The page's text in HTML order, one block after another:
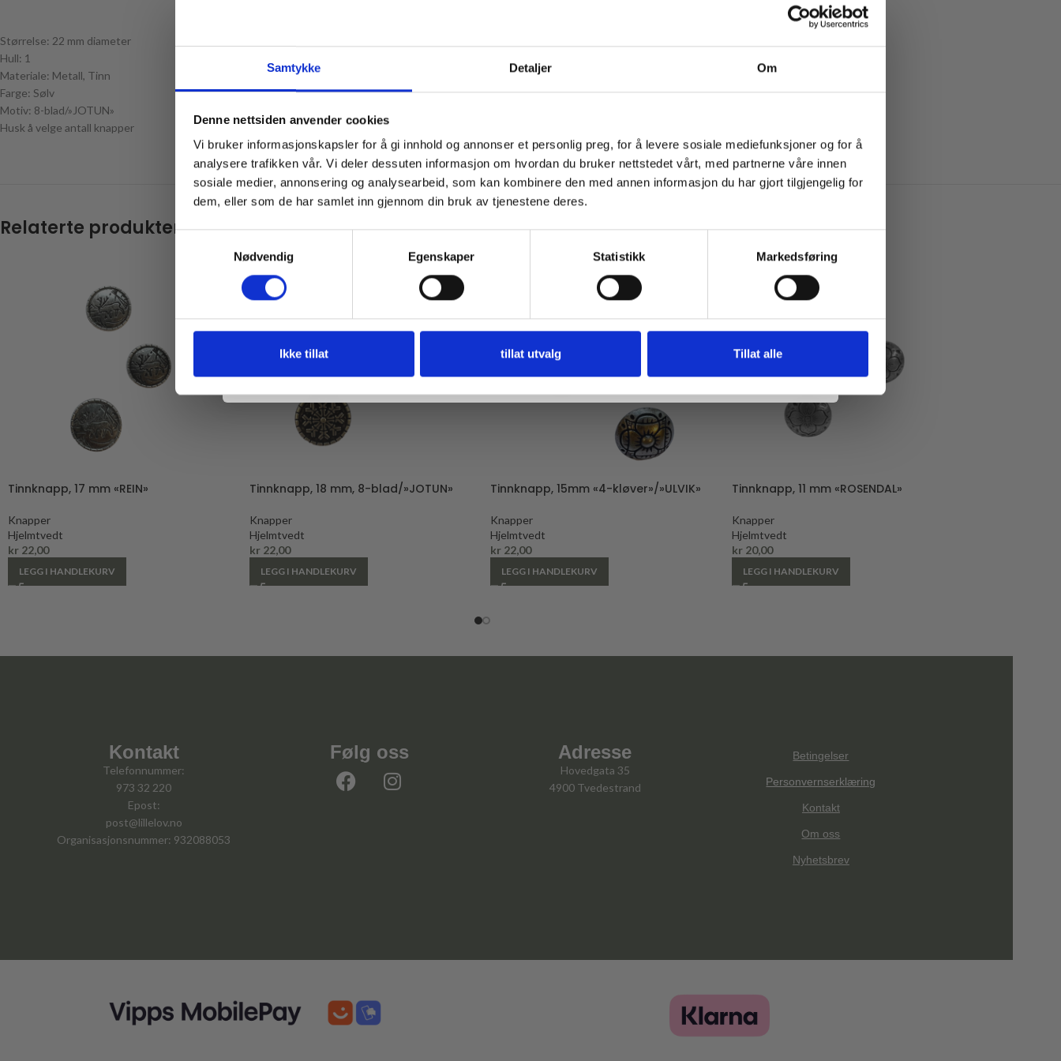
Samtykke Detaljer Om
Denne nettsiden anvender cookies
Vi bruker informasjonskapsler for å gi innhold og annonser et personlig preg, for å levere sosiale mediefunksjoner og for å
analysere trafikken vår. Vi deler dessuten informasjon om hvordan du bruker nettstedet vårt, med partnerne våre innen
sosiale medier, annonsering og analysearbeid, som kan kombinere den med annen informasjon du har gjort tilgjengelig for
dem, eller som de har samlet inn gjennom din bruk av tjenestene deres.
Samtykkevalg
Nødvendig
Egenskaper Statistikk Markedsføring
Ikke tillat tillat utvalg Tillat alle
Størrelse: 22 mm diameter
Hull: 1
Materiale: Metall, Tinn
Farge: Sølv
Motiv: 8-blad/»JOTUN»
Husk å velge antall knapper
Relaterte produkter
Tinnknapp, 17 mm «REIN»
Knapper
Hjelmtvedt
kr 22,00
LEGG I HANDLEKURV
Tinnknapp, 18 mm, 8-blad/»JOTUN»
Knapper
Hjelmtvedt
kr22,00
LEGG I HANDLEKURV
Tinnknapp, 15mm «4-kløver»/»ULVIK»
Knapper
Hjelmtvedt
kr 22,00
LEGG I HANDLEKURV
Tinnknapp, 11 mm «ROSENDAL»
Knapper
Hjelmtvedt
kr20,00
LEGG I HANDLEKURV
Kontakt
Telefonnummer:
973 32 220
Epost:
post@lillelov.no
Organisasjonsnummer: 932088053
Følg oss Adresse
Hovedgata 35
4900 Tvedestrand
Betingelser
Personvernserklæring
Kontakt
Om oss
Nyhetsbrev
10% rabatt
Ja? Legg igjen eposten din her:
Email
* Gjelder ikke produkter på tilbud